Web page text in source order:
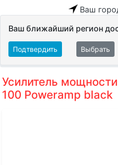
Ваш
Ваш ближайший регион
Подтвердить Выбрать
Усилитель
100 Poweramp black